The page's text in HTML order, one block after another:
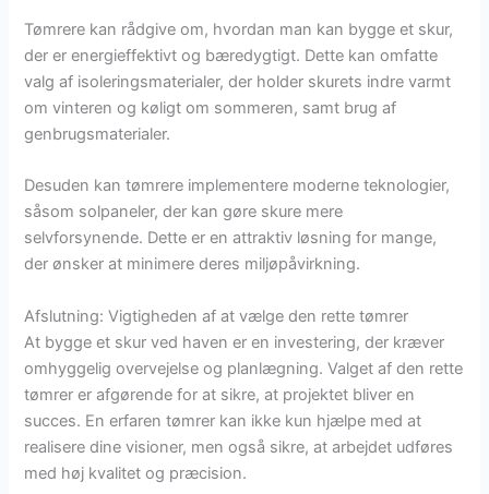
Tømrere kan rådgive om, hvordan man kan bygge et skur,
der er energieffektivt og bæredygtigt. Dette kan omfatte
valg af isoleringsmaterialer, der holder skurets indre varmt
om vinteren og køligt om sommeren, samt brug af
genbrugsmaterialer.
Desuden kan tømrere implementere moderne teknologier,
såsom solpaneler, der kan gøre skure mere
selvforsynende. Dette er en attraktiv løsning for mange,
der ønsker at minimere deres miljøpåvirkning.
Afslutning: Vigtigheden af at vælge den rette tømrer
At bygge et skur ved haven er en investering, der kræver
omhyggelig overvejelse og planlægning. Valget af den rette
tømrer er afgørende for at sikre, at projektet bliver en
succes. En erfaren tømrer kan ikke kun hjælpe med at
realisere dine visioner, men også sikre, at arbejdet udføres
med høj kvalitet og præcision.